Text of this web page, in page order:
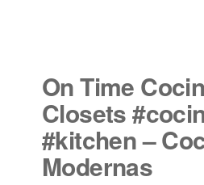
On Time
Closets
#kitchen –
Modernas